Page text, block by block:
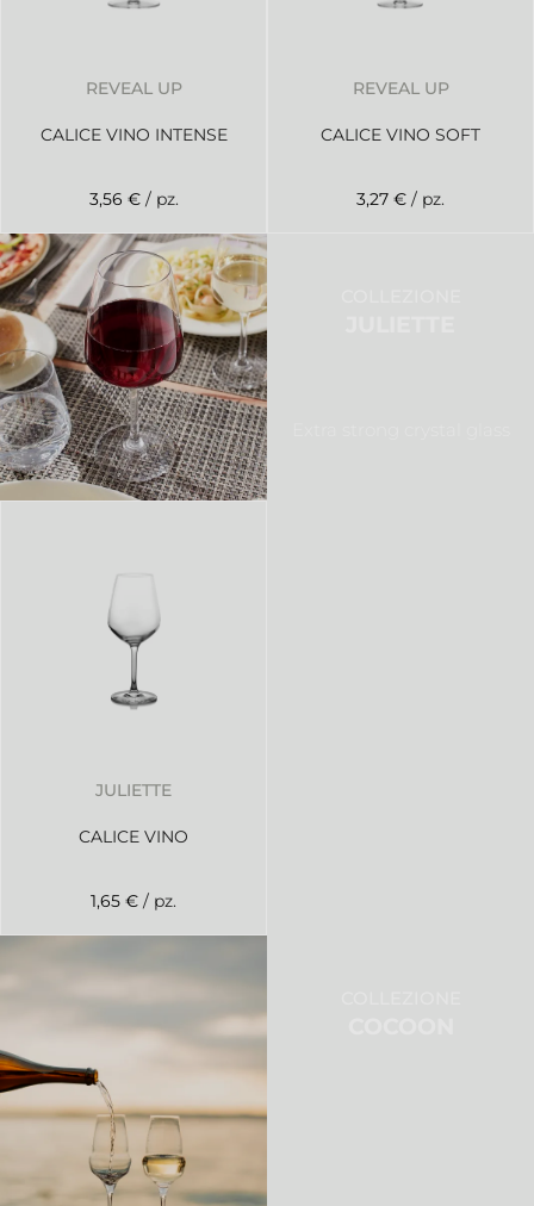
REVEAL UP
CALICE VINO INTENSE
3,56 € / pz.
REVEAL UP
CALICE VINO SOFT
3,27 € / pz.
JULIETTE
CALICE VINO
1,65 € / pz.